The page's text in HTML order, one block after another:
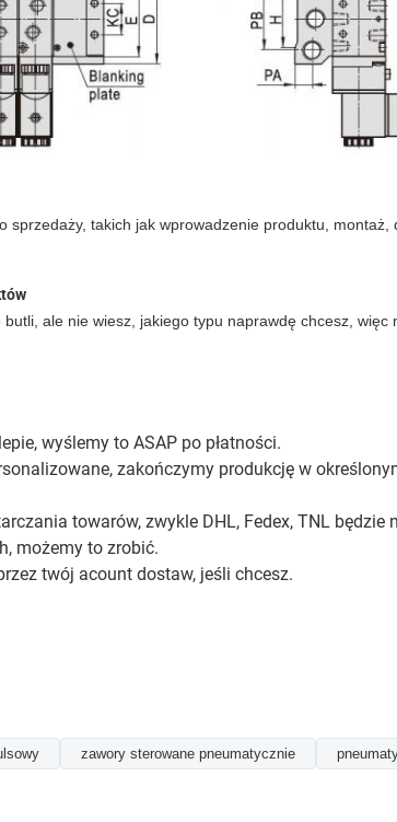
sprzedaży, takich jak wprowadzenie produktu,
butli, ale nie wiesz, jakiego typu naprawdę chcesz,
wyślemy to ASAP po płatności.
zakończymy produkcję w
towarów, zwykle DHL, Fedex, TNL będzie
możemy to zrobić.
twój acount dostaw, jeśli chcesz.
zawory sterowane pneumatycznie